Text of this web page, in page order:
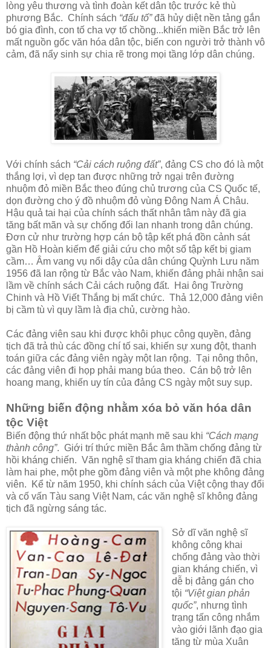
lòng yêu thương và tình đoàn kết dân tộc trước kẻ thù
phương Bắc. Chính sách “đấu tố”đã hủy diệt nền tảng gắn
bó gia đình, con tố cha vợ tố chồng...khiến miền Bắc trở lên
mất nguồn gốc văn hóa dân tộc, biến con người trở thành vô
cảm, đã nẩy sinh sự chia rẽ trong mọi tầng lớp dân chúng.
Với chính sách “Cải cách ruộng đất”, đảng CS cho đó là một
thắng lợi, vì dẹp tan được những trở ngại trên đường
nhuộm đỏ miền Bắc theo đúng chủ trương của CS Quốc tế,
dọn đường cho ý đồ nhuộm đỏ vùng Đông Nam Á Châu.
Hậu quả tai hại của chính sách thất nhân tâm này đã gia
tăng bất mãn và sự chống đối lan nhanh trong dân chúng.
Đơn cử như trường hợp cán bộ tập kết phá đồn cảnh sát
gần Hồ Hoàn kiếm để giải cứu cho một số tập kết bị giam
cầm… Âm vang vụ nổi dậy của dân chúng Quỳnh Lưu năm
1956 đã lan rộng từ Bắc vào Nam, khiến đảng phải nhận sai
lầm về chính sách Cải cách ruộng đất. Hai ông Trường
Chinh và Hồ Viết Thắng bị mất chức. Thả 12,000 đảng viên
bị cầm tù vì quy lầm là địa chủ, cường hào.
Các đảng viên sau khi được khôi phục công quyền, đảng
tịch đã trả thù các đồng chí tố sai, khiến sự xung đột, thanh
toán giữa các đảng viên ngày một lan rộng. Tại nông thôn,
các đảng viên đi họp phải mang búa theo. Cán bộ trở lên
hoang mang, khiến uy tín của đảng CS ngày một suy sụp.
Những biến động nhằm xóa bỏ văn hóa dân
tộc Việt
Biến động thứ nhất bộc phát mạnh mẽ sau khi “Cách mạng
thành công”. Giới trí thức miền Bắc âm thầm chống đảng từ
hồi kháng chiến. Văn nghệ sĩ tham gia kháng chiến đã chia
làm hai phe, một phe gồm đảng viên và một phe không đảng
viên. Kể từ năm 1950, khi chính sách của Việt cộng thay đổi
và cố vấn Tàu sang Việt Nam, các văn nghệ sĩ không đảng
tịch đã ngừng sáng tác.
Sở dĩ văn nghệ sĩ
không công khai
chống đảng vào thời
gian kháng chiến, vì
dễ bị đảng gán cho
tội “Việt gian phản
quốc”, nhưng tình
trạng tấn công nhắm
vào giới lãnh đạo gia
tăng từ mùa Xuân